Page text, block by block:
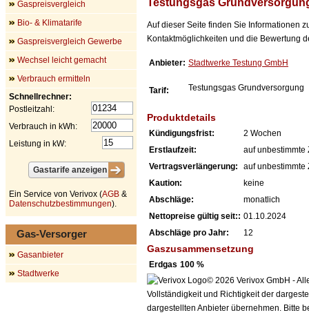
Testungsgas
Auf dieser Seite finden Sie Informationen
Kontaktmöglichkeiten und die Bewertung
Anbieter: Stadtwerke Testung GmbH
Tarif: Testungsgas Grundversorgung
Produktdetails
Kündigungsfrist:
2 Wochen
Erstlaufzeit:
auf unbestimmte
Vertragsverlängerung:
auf unbestimmte
Kaution:
keine
Abschläge:
monatlich
Nettopreise gültig seit:: 01.10.2024
Abschläge pro Jahr:
12
Gaszusammensetzung
Erdgas 100 %
© 2026 Verivox GmbH -
Vollständigkeit und Richtigkeit der
dargestellten Anbieter übernehmen. Bitte
Gaspreisvergleich
Bio- & Klimatarife
Gaspreisvergleich Gewerbe
Wechsel leicht gemacht
Verbrauch ermitteln
Schnellrechner:
Postleitzahl:
Verbrauch in kWh:
Leistung in kW:
Ein Service von Verivox (AGB &
Datenschutzbestimmungen).
Gas-Versorger
Gasanbieter
Stadtwerke